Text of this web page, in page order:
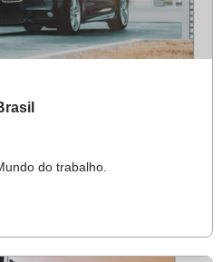
do trabalho.